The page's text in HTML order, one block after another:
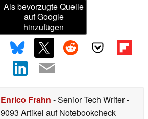
Als bevorzugte Quelle
auf Google
hinzufügen
Enrico Frahn - Senior Tech Writer-
9093 Artikel auf Notebookcheck